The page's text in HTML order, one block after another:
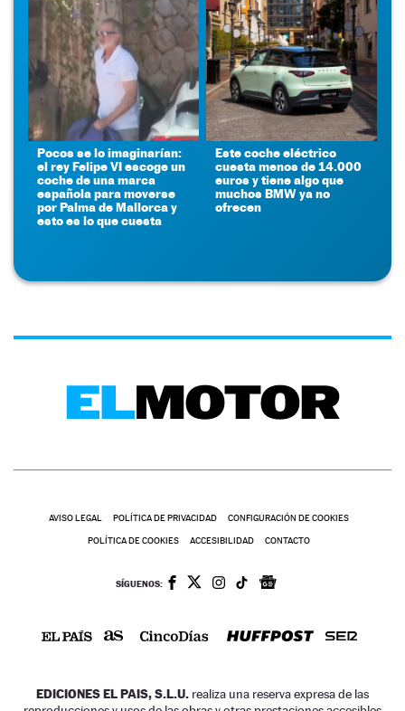
Pocos se lo imaginarían:
el rey Felipe VI escoge un
coche de una marca
española para moverse
por Palma de Mallorca y
esto es lo que cuesta
Este coche eléctrico
cuesta menos de 14.000
euros y tiene algo que
muchos BMW ya no
ofrecen
AVISO LEGAL POLÍTICA DE PRIVACIDAD CONFIGURACIÓN DE COOKIES
POLÍTICA DE COOKIES ACCESIBILIDAD CONTACTO
SÍGUENOS:
EDICIONES EL PAIS, S.L.U. realiza una reserva expresa de las